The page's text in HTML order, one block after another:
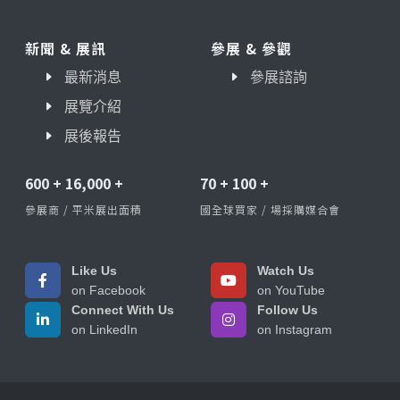
新聞 & 展訊
最新消息
展覽介紹
展後報告
參展 & 參觀
參展諮詢
600 + 16,000 +
參展商 / 平米展出面積
70 + 100 +
國全球買家 / 場採購媒合會
Like Us
on Facebook
Watch Us
on YouTube
Connect With Us
on LinkedIn
Follow Us
on Instagram